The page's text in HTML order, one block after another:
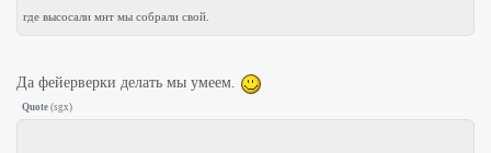
где высосали мнт мы собрали свой.
Да фейерверки делать мы умеем.
Quote (sgx)